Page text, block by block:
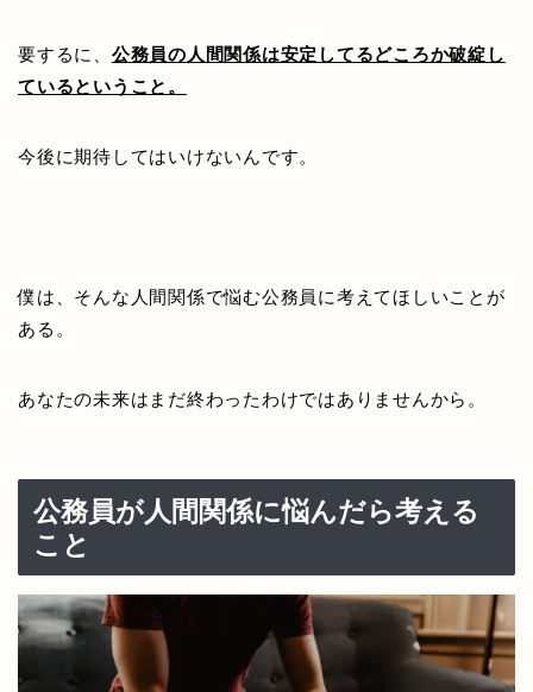
要するに、 公務員の人間関係は安定してるどころか破綻し
ているということ。
今後に期待してはいけないんです。
僕は、そんな人間関係で悩む公務員に考えてほしいことが
ある。
あなたの未来はまだ終わったわけではありませんから。
公務員が人間関係に悩んだら考える
こと